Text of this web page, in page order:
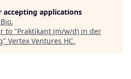
accepting applications
.
to "Praktikant (m/w/d) in der
" Vertex Ventures HC.